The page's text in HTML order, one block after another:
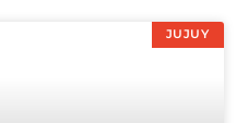
JUJUY